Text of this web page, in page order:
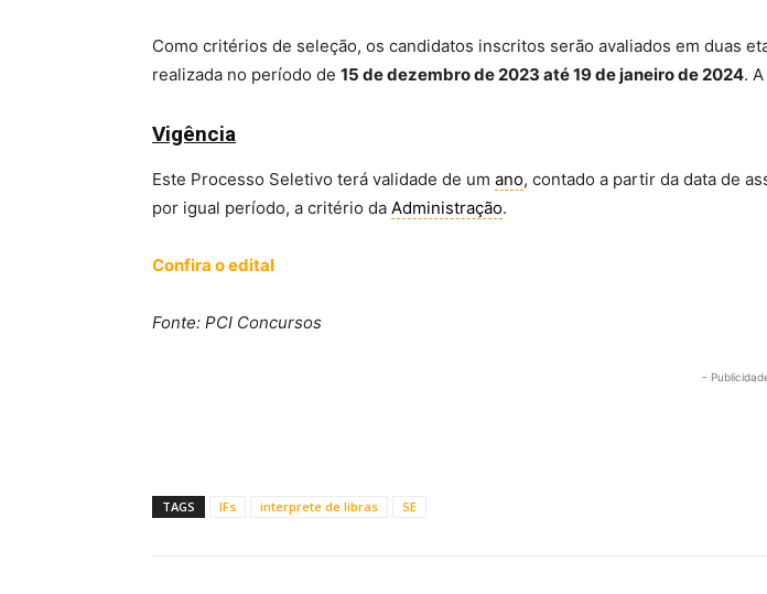
Como critérios de seleção, os candidatos inscritos serão avaliados em duas
realizada no período de 15 de dezembro de 2023 até 19 de janeiro de 2024.
Vigência
Este Processo Seletivo terá validade de um ano, contado a partir da data de
por igual período, a critério da Administração.
Confira o edital
Fonte: PCI Concursos
-
TAGS IFs interprete de libras SE